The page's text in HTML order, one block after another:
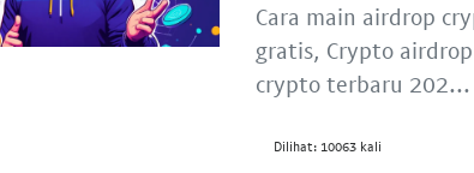
Cara main airdrop
gratis, Crypto
crypto terbaru 202...
Dilihat: 10063 kali